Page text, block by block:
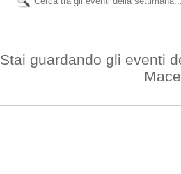
Stai guardando gli eventi